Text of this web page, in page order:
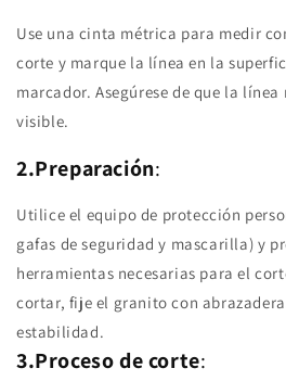
Use una cinta métrica para medir
corte y marque la línea en la
marcador. Asegúrese de que la
visible.
2.Preparación:
Utilice el equipo de protección
gafas de seguridad y mascarilla) y
herramientas necesarias para el
cortar, fije el granito con
estabilidad.
3.Proceso de corte: